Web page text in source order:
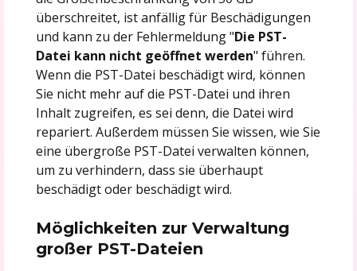
überschreitet, ist anfällig für Beschädigungen
und kann zu der Fehlermeldung "Die PST-
Datei kann nicht geöffnet werden" führen.
Wenn die PST-Datei beschädigt wird, können
Sie nicht mehr auf die PST-Datei und ihren
Inhalt zugreifen, es sei denn, die Datei wird
repariert. Außerdem müssen Sie wissen, wie Sie
eine übergroße PST-Datei verwalten können,
um zu verhindern, dass sie überhaupt
beschädigt oder beschädigt wird.
Möglichkeiten zur Verwaltung
großer PST-Dateien